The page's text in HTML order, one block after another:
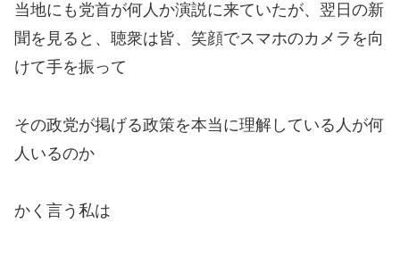
当地にも党首が何人か演説に来ていたが、翌日の新
聞を見ると、聴衆は皆、笑顔でスマホのカメラを向
けて手を振って
その政党が掲げる政策を本当に理解している人が何
人いるのか
かく言う私は